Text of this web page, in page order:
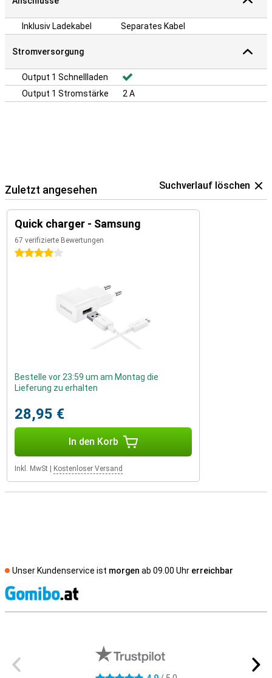
Inklusiv Ladekabel Separates Kabel
Stromversorgung
Output 1 Schnellladen
Output 1 Stromstärke
2 A
Zuletzt angesehen Suchverlauf löschen
Quick charger - Samsung
67 verifizierte Bewertungen
4 Sterne
Bestelle vor 23:59 um am Montag die
Lieferung zu erhalten
28,95 €
In den Korb
Inkl. MwSt Kostenloser Versand
Unser Kundenservice ist morgen ab 09.00 Uhr erreichbar